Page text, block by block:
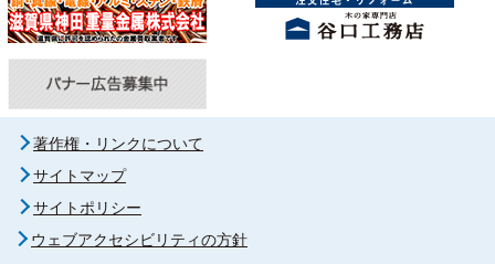
著作権・リンクについて
サイトマップ
サイトポリシー
ウェブアクセシビリティの方針